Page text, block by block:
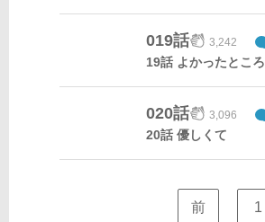
019話 3,242
19話 よかったところ
020話 3,096
20話 優しくて
前 1